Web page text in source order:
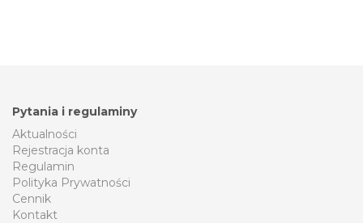
Pytania i regulaminy
Aktualności
Rejestracja konta
Regulamin
Polityka Prywatności
Cennik
Kontakt